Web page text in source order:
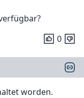
0
worden.